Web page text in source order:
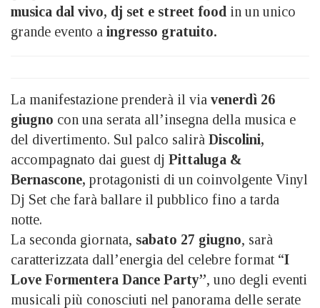
musica dal vivo, dj set e street food in un unico
grande evento a ingresso gratuito.
La manifestazione prenderà il via venerdì 26
giugno con una serata all’insegna della musica e
del divertimento. Sul palco salirà Discolini,
accompagnato dai guest dj Pittaluga &
Bernascone, protagonisti di un coinvolgente Vinyl
Dj Set che farà ballare il pubblico fino a tarda
notte.
La seconda giornata, sabato 27 giugno, sarà
caratterizzata dall’energia del celebre format “I
Love Formentera Dance Party”, uno degli eventi
musicali più conosciuti nel panorama delle serate